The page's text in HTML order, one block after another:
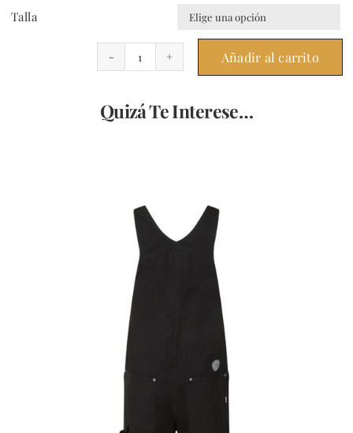
Talla
Pantsuit
Lee
azul
Añadir al carrito
Quizá Te Interese…